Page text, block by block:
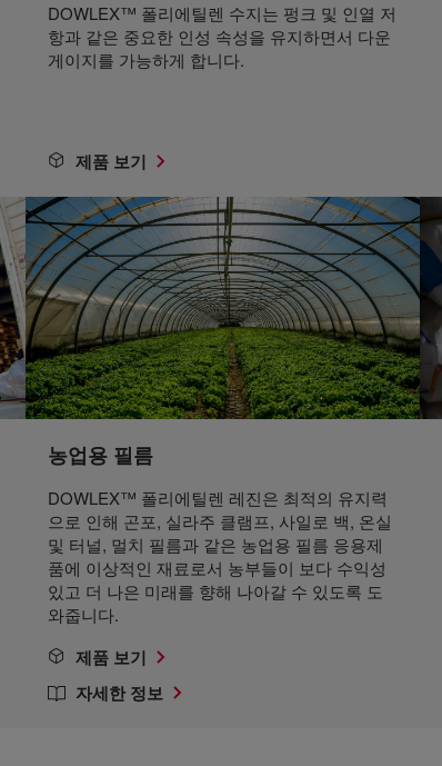
DOWLEX™ 폴리에틸렌 수지는 펑크 및 인열 저
항과 같은 중요한 인성 속성을 유지하면서 다운
게이지를 가능하게 합니다.
제품 보기
농업용 필름
DOWLEX™ 폴리에틸렌 레진은 최적의 유지력
으로 인해 곤포, 실라주 클램프, 사일로 백, 온실
및 터널, 멀치 필름과 같은 농업용 필름 응용제
품에 이상적인 재료로서 농부들이 보다 수익성
있고 더 나은 미래를 향해 나아갈 수 있도록 도
와줍니다.
제품 보기
자세한 정보